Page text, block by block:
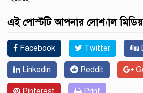
এই পোস্টটি আপনার সোশ্যাল
Facebook Twitter
Linkedin Reddit